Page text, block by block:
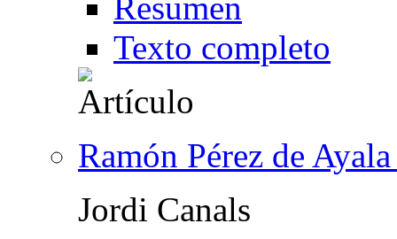
Texto completo
Ramón Pérez de
Jordi Canals